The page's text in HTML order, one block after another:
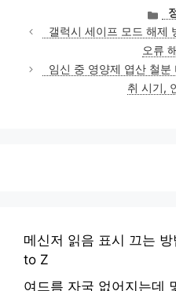
카
테
고
리
갤럭시 세이프 모드 해제
오류
임신 중 영양제 엽산 철
취 시기,
메신저 읽음 표시 끄는
to Z
여드름 자국 없어지는데